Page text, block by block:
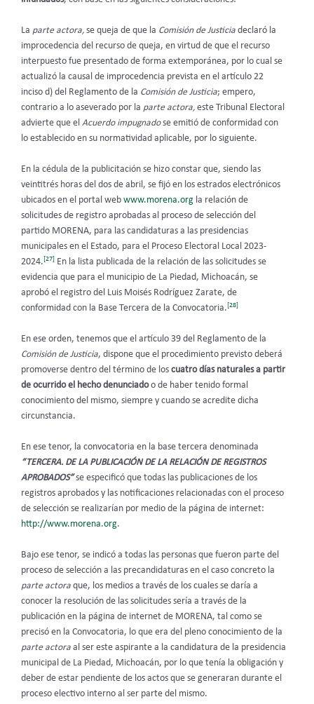
La parte actora, se queja de que la Comisión de Justicia declaró la
improcedencia del recurso de queja, en virtud de que el recurso
interpuesto fue presentado de forma extemporánea, por lo cual se
actualizó la causal de improcedencia prevista en el artículo 22
inciso d) del Reglamento de la Comisión de Justicia; empero,
contrario a lo aseverado por la parte actora, este Tribunal Electoral
advierte que el Acuerdo impugnadose emitió de conformidad con
lo establecido en su normatividad aplicable, por lo siguiente.
En la cédula de la publicitación se hizo constar que, siendo las
veintitrés horas del dos de abril, se fijó en los estrados electrónicos
ubicados en el portal web www.morena.org la relación de
solicitudes de registro aprobadas al proceso de selección del
partido MORENA, para las candidaturas a las presidencias
municipales en el Estado, para el Proceso Electoral Local 2023-
2024.[27] En la lista publicada de la relación de las solicitudes se
evidencia que para el municipio de La Piedad, Michoacán, se
aprobó el registro del Luis Moisés Rodríguez Zarate, de
conformidad con la Base Tercera de la Convocatoria.[28]
En ese orden, tenemos que el artículo 39 del
Reglamento de la
Comisión de Justicia, dispone que el procedimiento previsto deberá
promoverse dentro del término de los cuatro días naturales a partir
de ocurrido el hecho denunciadoo de haber tenido formal
conocimiento del mismo, siempre y cuando se acredite dicha
circunstancia.
En ese tenor, la convocatoria en la base tercera denominada
“TERCERA. DE LA PUBLICACIÓN DE LA RELACIÓN DE REGISTROS
APROBADOS” se especificó que todas las publicaciones de los
registros aprobados y las notificaciones relacionadas con el proceso
de selección se realizarían por medio de la página de internet:
http://www.morena.org.
Bajo ese tenor, se indicó a todas las personas que fueron parte del
proceso de selección a las precandidaturas en el caso concreto la
parte actora que, los medios a través de los cuales se daría a
conocer la resolución de las solicitudes sería a través de la
publicación en la página de internet de MORENA, tal como se
precisó en la Convocatoria, lo que era del pleno conocimiento de la
parte actora al ser este aspirante a la candidatura de la presidencia
municipal de La Piedad, Michoacán, por lo que tenía la obligación y
deber de estar pendiente de los actos que se generaran durante el
proceso electivo interno al ser parte del mismo.